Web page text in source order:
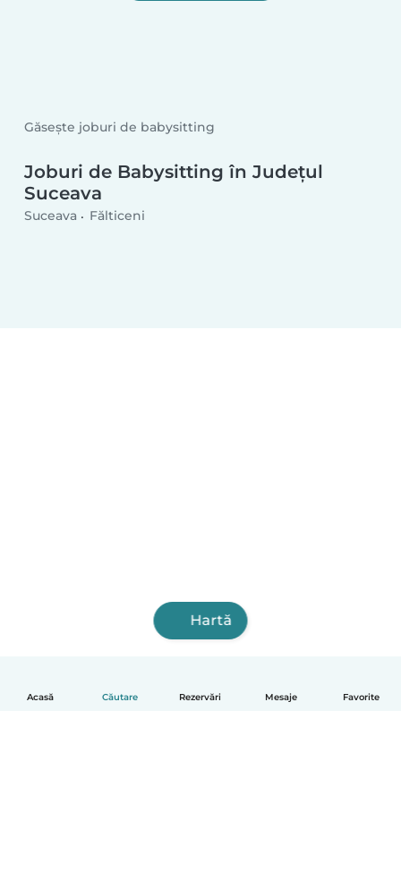
Acasă Căutare Rezervări Mesaje Favorite
Găsește joburi de babysitting
Joburi de Babysitting în Județul
Suceava
Suceava Fălticeni
Hartă